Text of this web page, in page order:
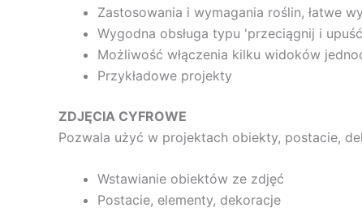
Zastosowania i wymagania roślin, łatwe
Wygodna obsługa typu 'przeciągnij i
Możliwość włączenia kilku widoków
Przykładowe projekty
ZDJĘCIA CYFROWE
Pozwala użyć w projektach obiekty, postacie,
Wstawianie obiektów ze zdjęć
Postacie, elementy, dekoracje